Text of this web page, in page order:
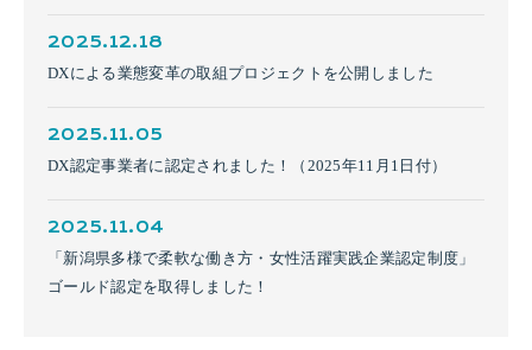
DXによる業態変革の取組プロジェクトを公開しました
2025.12.18
DX認定事業者に認定されました！（2025年11月1日付）
2025.11.05
「新潟県多様で柔軟な働き方・女性活躍実践企業認定制度」
ゴールド認定を取得しました！
2025.11.04